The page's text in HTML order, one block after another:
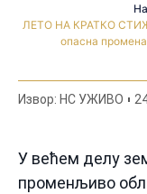
ЛЕТО НА КРАТКО
опасна
Извор: НС УЖИВО
У већем делу
променљиво